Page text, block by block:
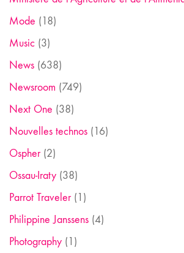
Mode (18)
Music (3)
News (638)
Newsroom (749)
Next One (38)
Nouvelles technos (16)
Ospher(2)
Ossau-Iraty (38)
Parrot Traveler(1)
Philippine Janssens (4)
Photography (1)